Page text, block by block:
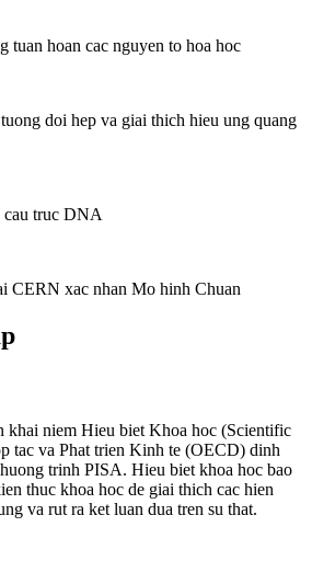
tuan hoan cac nguyen to hoa hoc
doi hep va giai thich hieu ung quang
cau truc DNA
CERN xac nhan Mo hinh Chuan
khai niem Hieu biet Khoa hoc (Scientific
tac va Phat trien Kinh te (OECD) dinh
trinh PISA. Hieu biet khoa hoc bao
thuc khoa hoc de giai thich cac hien
va rut ra ket luan dua tren su that.